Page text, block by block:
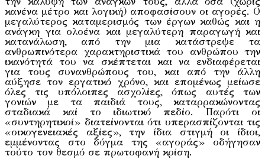
κανένα μέτρο και λογική) αποφασίσουν οι αγορές. Ο
μεγαλύτερος καταμερισμός των έργων καθώς και η
ανάγκη για ολοένα και μεγαλύτερη παραγωγή και
κατανάλωση, από την μια κατάστρεψε τα
ανθρωπινότερα χαρακτηριστικά του ανθρώπου την
ικανότητά του να σκέπτεται και να ενδιαφέρεται
για τους συνανθρώπους του, και από την άλλη
αύξησε τον εργατικό χρόνο, και επομένως μείωσε
όλες τις υπόλοιπες ασχολίες, όπως αυτές των
γονιών με τα παιδιά τους, καταρρακώνοντας
σταδιακά καί το ιδιωτικό πεδίο. Παρότι οι
«συντηρητικοί» διατείνονται ότι υπερασπίζονται τις
«οικογενειακές αξίες», την ίδια στιγμή οι ίδιοι,
εμμένοντας στο δόγμα της «αγοράς» οδήγησαν
τούτο τον θεσμό σε πρωτοφανή κρίση.